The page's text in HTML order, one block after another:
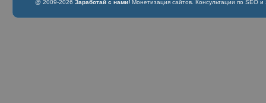
@ 2009-2026 Заработай с нами! Монетизация сайтов. Консультации по SEO